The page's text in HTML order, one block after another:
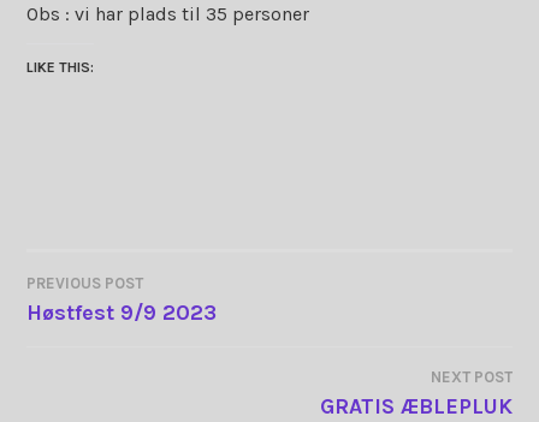
Obs : vi har plads til 35 personer
LIKE THIS:
INDLÆGSNAVIGATION
PREVIOUS POST
Høstfest 9/9 2023
NEXT POST
GRATIS ÆBLEPLUK